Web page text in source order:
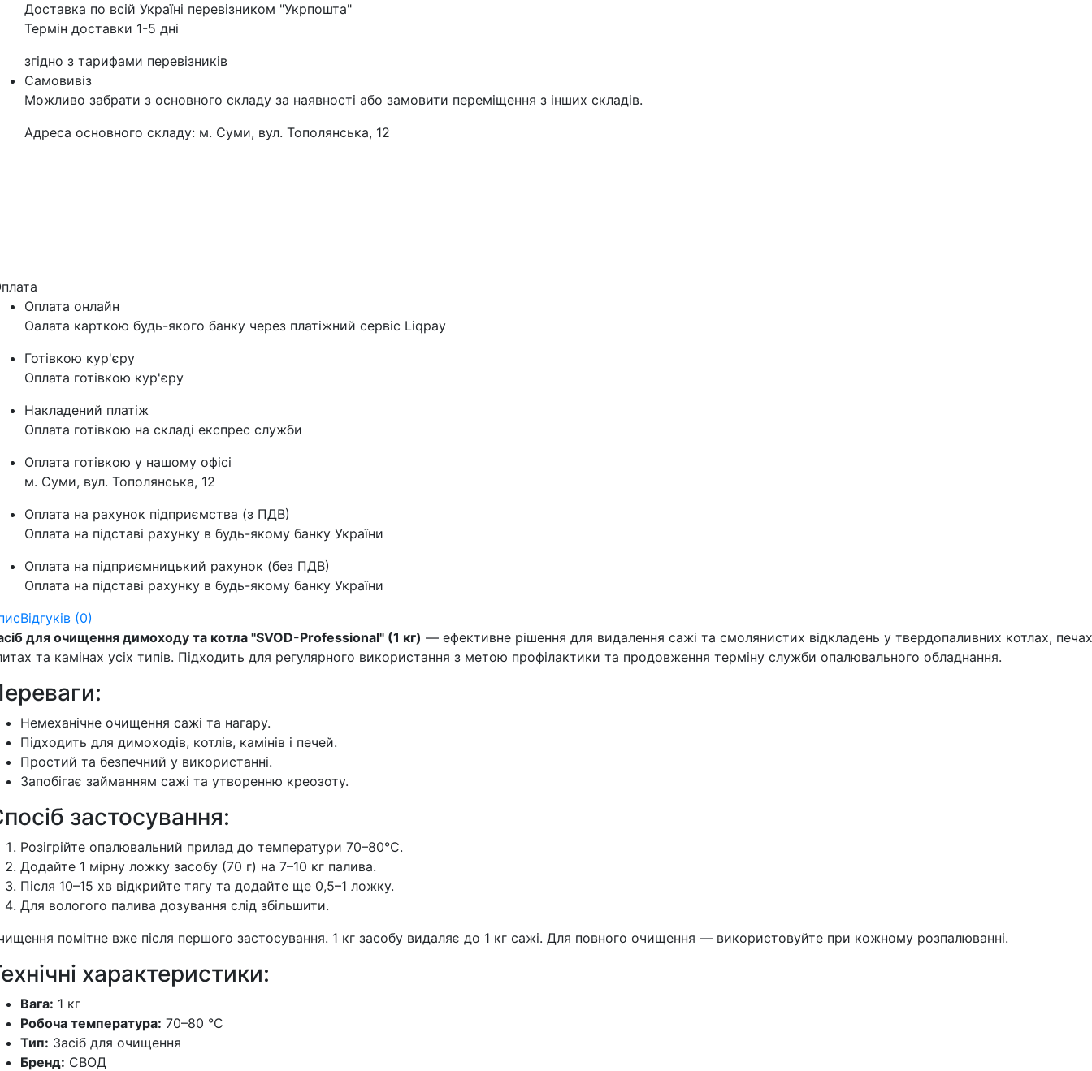
Доставка по всій Україні перевізником "Укрпошта"
Термін доставки 1-5 дні
згідно з тарифами перевізників
Самовивіз
Можливо забрати з основного складу за наявності або замовити переміщення з інших складів.
Адреса основного складу: м. Суми, вул. Тополянська, 12
Оплата онлайн
Оалата карткою будь-якого банку через платіжний сервіс Liqpay
Готівкою кур'єру
Оплата готівкою кур'єру
Накладений платіж
Оплата готівкою на складі експрес служби
Оплата готівкою у нашому офісі
м. Суми, вул. Тополянська, 12
Оплата на рахунок підприємства (з ПДВ)
Оплата на підставі рахунку в будь-якому банку України
Оплата на підприємницький рахунок (без ПДВ)
Оплата на підставі рахунку в будь-якому банку України
Відгуків (0)
для очищення димоходу та котла "SVOD-Professional" (1 кг) — ефективне рішення для видалення сажі та смолянистих відкладень у твердопаливних котлах,
та камінах усіх типів. Підходить для регулярного використання з метою профілактики та продовження терміну служби опалювального обладнання.
Немеханічне очищення сажі та нагару.
Підходить для димоходів, котлів, камінів і печей.
Простий та безпечний у використанні.
Запобігає займанням сажі та утворенню креозоту.
застосування:
Розігрійте опалювальний прилад до температури 70–80°C.
Додайте 1 мірну ложку засобу (70 г) на 7–10 кг палива.
Після 10–15 хв відкрийте тягу та додайте ще 0,5–1 ложку.
Для вологого палива дозування слід збільшити.
помітне вже після першого застосування. 1 кг засобу видаляє до 1 кг сажі. Для повного очищення — використовуйте при кожному розпалюванні.
характеристики:
Вага: 1 кг
Робоча температура: 70–80 °C
Тип: Засіб для очищення
Бренд: СВОД